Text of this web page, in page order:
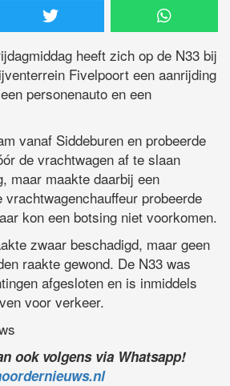
heeft zich op de N33 bij
Fivelpoort een aanrijding
personenauto en een
vanaf Siddeburen en probeerde
de vrachtwagen af te slaan
maar maakte daarbij een
probeerde
kon een botsing niet voorkomen.
zwaar beschadigd, maar geen
raakte gewond. De N33 was
afgesloten en is inmiddels
voor verkeer.
ook volgens via Whatsapp!